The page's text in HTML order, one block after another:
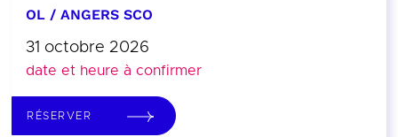
OL / ANGERS SCO
31 octobre 2026
date et heure à confirmer
RÉSERVER